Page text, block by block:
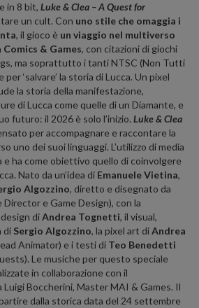
in 8 bit, Luke & Clea – A Quest for
un cult. Con uno stile che omaggia i
, il gioco è un viaggio nel multiverso
& Games, con citazioni di giochi
ma soprattutto i tanti NTSC (Non Tutti
‘salvare’ la storia di Lucca. Un pixel
la storia della manifestazione,
di Lucca come quelle di un Diamante, e
futuro: il 2026 è solo l’inizio. Luke & Clea
per accompagnare e raccontare la
uno dei suoi linguaggi. L’utilizzo di media
e ha come obiettivo quello di coinvolgere
Nato da un’idea di Emanuele Vietina,
Algozzino, diretto e disegnato da
Director e Game Design), con la
diAndrea Tognetti, il visual,
di Sergio Algozzino, la pixel art diAndrea
Animator) e i testi di Teo Benedetti
Le musiche per questo speciale
in collaborazione con il
Boccherini, Master MAI & Games. Il
dalla storica data del 24 settembre